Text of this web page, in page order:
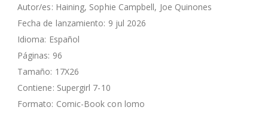
Autor/es: Haining, Sophie Campbell, Joe Quinones
Fecha de lanzamiento: 9 jul 2026
Idioma: Español
Páginas: 96
Tamaño: 17X26
Contiene: Supergirl 7-10
Formato: Comic-Book con lomo